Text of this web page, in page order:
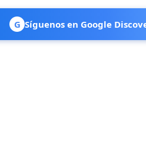
G Síguenos en Google